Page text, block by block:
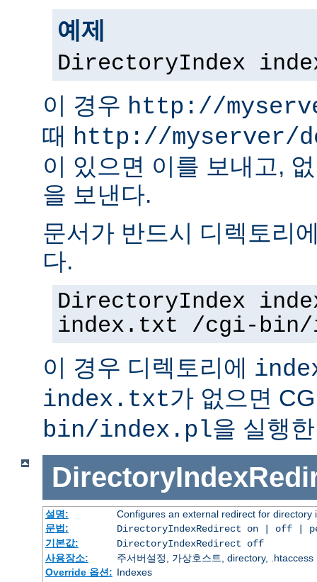
예제
DirectoryIndex
이 경우 http://
때 http://myserver/
이 있으면 이를 보내고,
을 보낸다.
문서가 반드시 디렉토리
다.
DirectoryIndex
index.txt /cgi-bin/
이 경우 디렉토리에
index.txt가 없으면
bin/index.pl을 실행
설명:
Configures an external redirect for directory
문법:
DirectoryIndexRedirect on | off |
기본값:
DirectoryIndexRedirect off
사용장소:
주서버설정, 가상호스트, directory, .htaccess
Override 옵션: Indexes